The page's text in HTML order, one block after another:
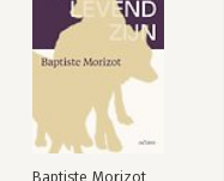
Baptiste Morizot